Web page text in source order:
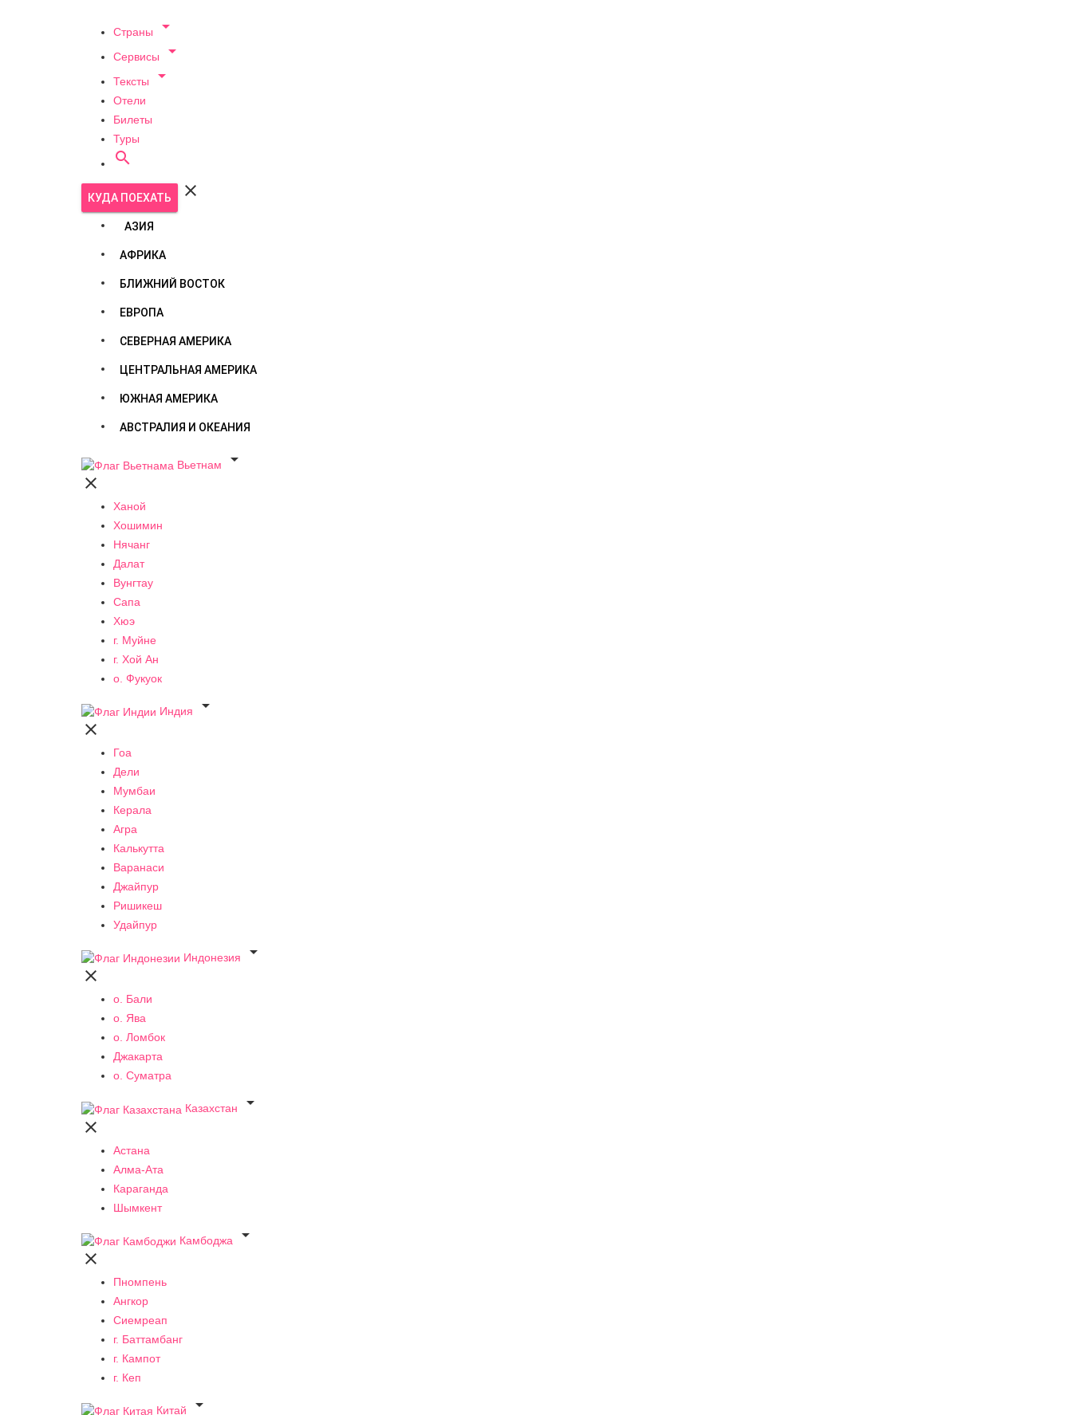
Страны 
Сервисы 
Тексты 
Отели
Билеты
Туры

КУДА ПОЕХАТЬ 
АЗИЯ
АФРИКА
БЛИЖНИЙ ВОСТОК
ЕВРОПА
СЕВЕРНАЯ АМЕРИКА
ЦЕНТРАЛЬНАЯ АМЕРИКА
ЮЖНАЯ АМЕРИКА
АВСТРАЛИЯ И ОКЕАНИЯ
Вьетнам


Ханой
Хошимин
Нячанг
Далат
Вунгтау
Сапа
Хюэ
г. Муйне
г. Хой Ан
о. Фукуок
Индия


Гоа
Дели
Мумбаи
Керала
Агра
Калькутта
Варанаси
Джайпур
Ришикеш
Удайпур
Индонезия


о. Бали
о. Ява
о. Ломбок
Джакарта
о. Суматра
Казахстан


Астана
Алма-Ата
Караганда
Шымкент
Камбоджа


Пномпень
Ангкор
Сиемреап
г. Баттамбанг
г. Кампот
г. Кеп
Китай
